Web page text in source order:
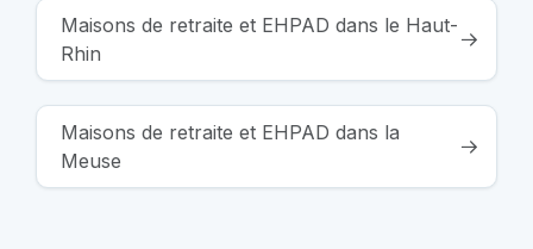
Maisons de retraite et EHPAD dans le Haut-
Rhin
Maisons de retraite et EHPAD dans la
Meuse